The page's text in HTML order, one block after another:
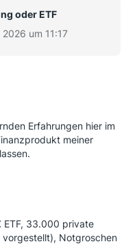
oder ETF
2026 um 11:17
Erfahrungen hier im
meiner
33.000 private
Notgroschen